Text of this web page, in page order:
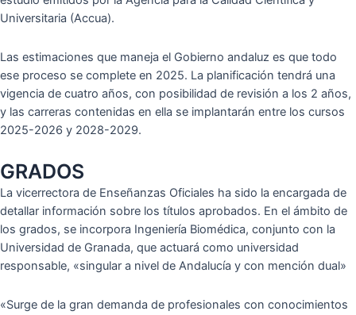
Universitaria (Accua).
Las estimaciones que maneja el Gobierno andaluz es que todo
ese proceso se complete en 2025. La planificación tendrá una
vigencia de cuatro años, con posibilidad de revisión a los 2 años,
y las carreras contenidas en ella se implantarán entre los cursos
2025-2026 y 2028-2029.
GRADOS
La vicerrectora de Enseñanzas Oficiales ha sido la encargada de
detallar información sobre los títulos aprobados. En el ámbito de
los grados, se incorpora Ingeniería Biomédica, conjunto con la
Universidad de Granada, que actuará como universidad
responsable, «singular a nivel de Andalucía y con mención dual»
«Surge de la gran demanda de profesionales con conocimientos